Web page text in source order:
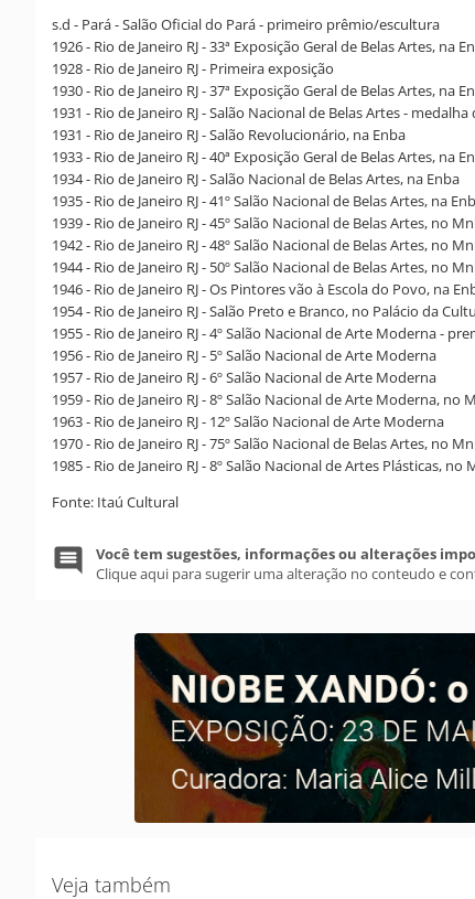
s.d - Pará - Salão Oficial do Pará - primeiro prêmio/escultura
1926 - Rio de Janeiro RJ - 33ª Exposição Geral de Belas Artes, na
1928 - Rio de Janeiro RJ - Primeira exposição
1930 - Rio de Janeiro RJ - 37ª Exposição Geral de Belas Artes, na
1931 - Rio de Janeiro RJ - Salão Nacional de Belas Artes -
1931 - Rio de Janeiro RJ - Salão Revolucionário, na Enba
1933 - Rio de Janeiro RJ - 40ª Exposição Geral de Belas Artes, na
1934 - Rio de Janeiro RJ - Salão Nacional de Belas Artes, na Enba
1935 - Rio de Janeiro RJ - 41º Salão Nacional de Belas Artes, na
1939 - Rio de Janeiro RJ - 45º Salão Nacional de Belas Artes, no
1942 - Rio de Janeiro RJ - 48º Salão Nacional de Belas Artes, no
1944 - Rio de Janeiro RJ - 50º Salão Nacional de Belas Artes, no
1946 - Rio de Janeiro RJ - Os Pintores vão à Escola do Povo, na
1954 - Rio de Janeiro RJ - Salão Preto e Branco, no Palácio da
1955 - Rio de Janeiro RJ - 4º Salão Nacional de Arte Moderna -
1956 - Rio de Janeiro RJ - 5º Salão Nacional de Arte Moderna
1957 - Rio de Janeiro RJ - 6º Salão Nacional de Arte Moderna
1959 - Rio de Janeiro RJ - 8º Salão Nacional de Arte Moderna, no
1963 - Rio de Janeiro RJ - 12º Salão Nacional de Arte Moderna
1970 - Rio de Janeiro RJ - 75º Salão Nacional de Belas Artes, no
1985 - Rio de Janeiro RJ - 8º Salão Nacional de Artes Plásticas, no
Fonte: Itaú Cultural
Você tem sugestões, informações ou alterações
Clique aqui para sugerir uma alteração no conteudo e
Veja também